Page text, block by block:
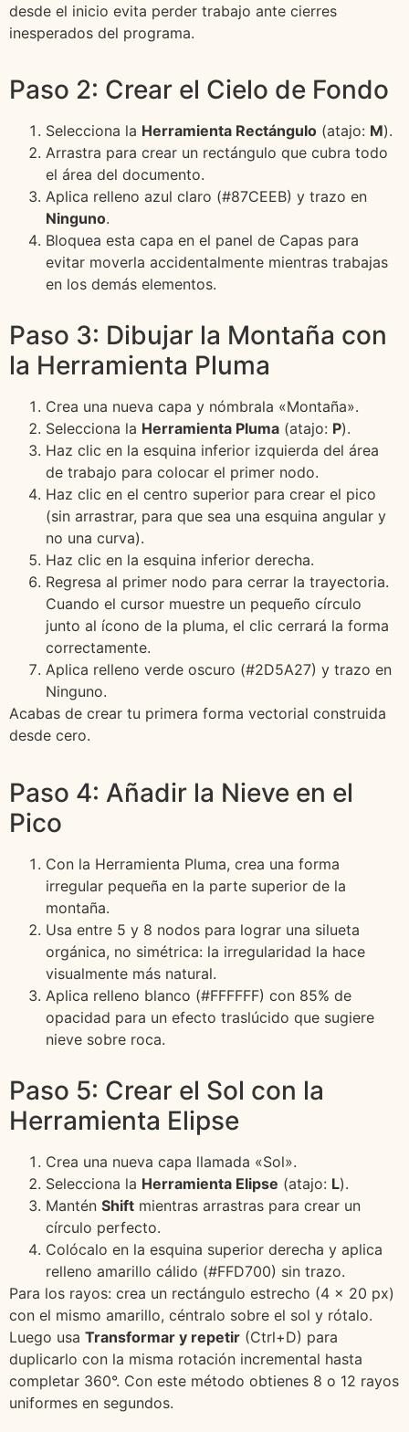
desde el inicio evita perder trabajo ante cierres
inesperados del programa.
Paso 2: Crear el Cielo de Fondo
Selecciona la Herramienta Rectángulo (atajo: M).
Arrastra para crear un rectángulo que cubra todo
el área del documento.
Aplica relleno azul claro (#87CEEB) y trazo en
Ninguno.
Bloquea esta capa en el panel de Capas para
evitar moverla accidentalmente mientras trabajas
en los demás elementos.
Paso 3: Dibujar la Montaña con
la Herramienta Pluma
Crea una nueva capa y nómbrala «Montaña».
Selecciona la Herramienta Pluma (atajo: P).
Haz clic en la esquina inferior izquierda del área
de trabajo para colocar el primer nodo.
Haz clic en el centro superior para crear el pico
(sin arrastrar, para que sea una esquina angular y
no una curva).
Haz clic en la esquina inferior derecha.
Regresa al primer nodo para cerrar la trayectoria.
Cuando el cursor muestre un pequeño círculo
junto al ícono de la pluma, el clic cerrará la forma
correctamente.
Aplica relleno verde oscuro (#2D5A27) y trazo en
Ninguno.
Acabas de crear tu primera forma vectorial construida
desde cero.
Paso 4: Añadir la Nieve en el
Pico
Con la Herramienta Pluma, crea una forma
irregular pequeña en la parte superior de la
montaña.
Usa entre 5 y 8 nodos para lograr una silueta
orgánica, no simétrica: la irregularidad la hace
visualmente más natural.
Aplica relleno blanco (#FFFFFF) con 85% de
opacidad para un efecto traslúcido que sugiere
nieve sobre roca.
Paso 5: Crear el Sol con la
Herramienta Elipse
Crea una nueva capa llamada «Sol».
Selecciona la Herramienta Elipse (atajo: L).
Mantén Shift mientras arrastras para crear un
círculo perfecto.
Colócalo en la esquina superior derecha y aplica
relleno amarillo cálido (#FFD700) sin trazo.
Para los rayos: crea un rectángulo estrecho (4 × 20 px)
con el mismo amarillo, céntralo sobre el sol y rótalo.
Luego usa Transformar y repetir (Ctrl+D) para
duplicarlo con la misma rotación incremental hasta
completar 360°. Con este método obtienes 8 o 12 rayos
uniformes en segundos.